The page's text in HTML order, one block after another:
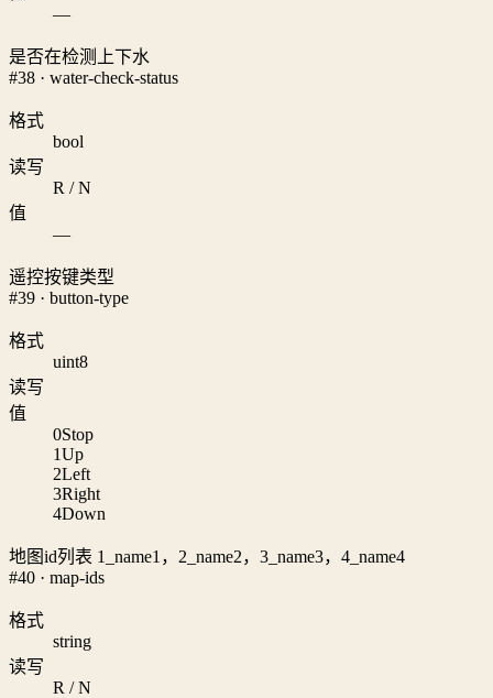
—
是否在检测上下水
#38 · water-check-status
格式
bool
读写
R / N
值
—
遥控按键类型
#39 · button-type
格式
uint8
读写
值
0Stop
1Up
2Left
3Right
4Down
地图id列表 1_name1，2_name2，3_name3，4_name4
#40 · map-ids
格式
string
读写
R / N